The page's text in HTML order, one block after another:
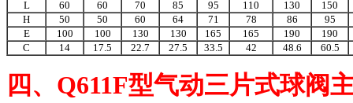
L
60 60 70 85 95 110 130
150
H
50 50 60 64 71 78 86
95
E
100 100 130 130 165 165 190
190
C
14 17.5 22.7 27.5 33.5 42 48.6 60.5
四、 Q611F型气动三片式球阀